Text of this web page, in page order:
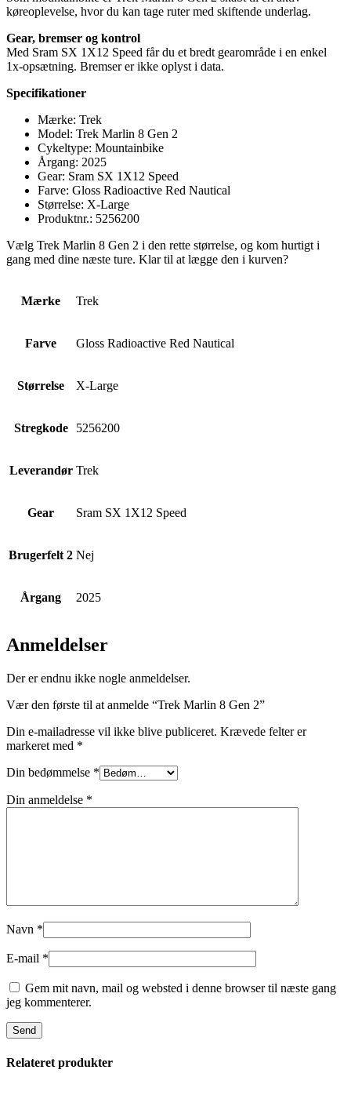
køreoplevelse, hvor du kan tage ruter med skiftende underlag.
Gear, bremser og kontrol
Med Sram SX 1X12 Speed får du et bredt gearområde i en enkel
1x-opsætning. Bremser er ikke oplyst i data.
Specifikationer
Mærke: Trek
Model: Trek Marlin 8 Gen 2
Cykeltype: Mountainbike
Årgang: 2025
Gear: Sram SX 1X12 Speed
Farve: Gloss Radioactive Red Nautical
Størrelse: X-Large
Produktnr.: 5256200
Vælg Trek Marlin 8 Gen 2 i den rette størrelse, og kom hurtigt i
gang med dine næste ture. Klar til at lægge den i kurven?
Mærke Trek
Farve Gloss Radioactive Red Nautical
Størrelse X-Large
Stregkode 5256200
Leverandør Trek
Gear Sram SX 1X12 Speed
Brugerfelt 2 Nej
Årgang 2025
Anmeldelser
Der er endnu ikke nogle anmeldelser.
Vær den første til at anmelde “Trek Marlin 8 Gen 2”
Din e-mailadresse vil ikke blive publiceret. Krævede felter er
markeret med *
Din bedømmelse *
Din anmeldelse *
Navn *
E-mail *
Gem mit navn, mail og websted i denne browser til næste gang
jeg kommenterer.
Relateret produkter